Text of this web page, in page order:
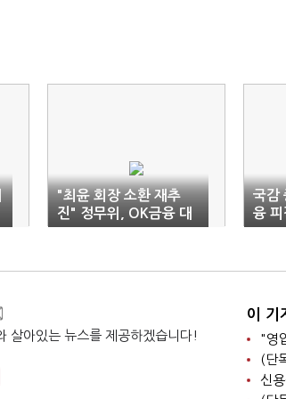
"최윤 회장 소환 재추
진" 정무위, OK금융 대
주주 정조준
국감
융
살아있는 뉴스를 제공하겠습니다!
이 기
"영
신